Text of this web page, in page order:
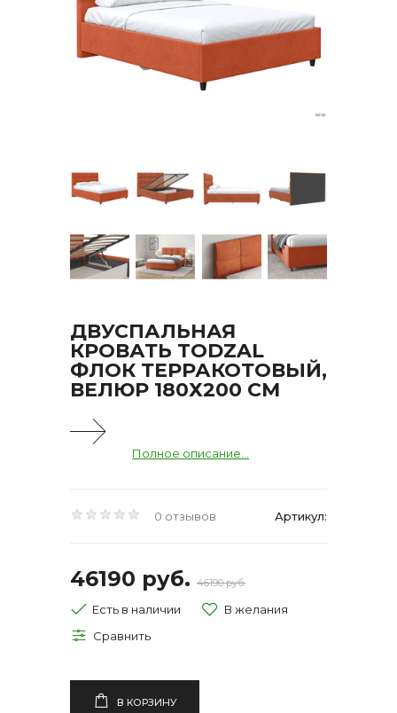
ДВУСПАЛЬНАЯ
КРОВАТЬ TODZAL
ФЛОК ТЕРРАКОТОВЫЙ,
ВЕЛЮР 180Х200 СМ
Полное описание...
0 отзывов Артикул:
46190 руб. 46190 руб.
Есть в наличии
В КОРЗИНУ